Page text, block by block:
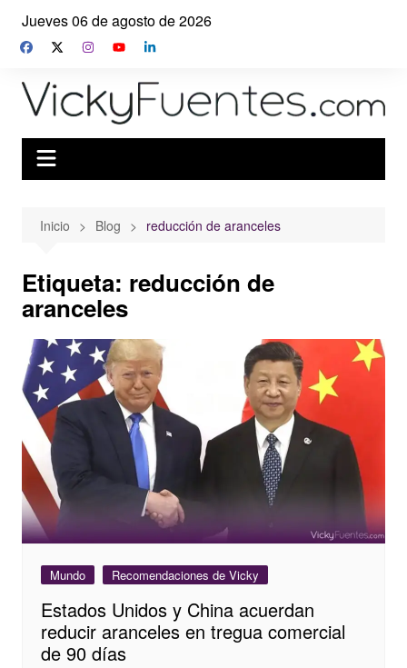
Saltar
contenido
Jueves 06 de agosto de 2026
Inicio Blog reducción de aranceles
Etiqueta: reducción de
aranceles
Mundo Recomendaciones de Vicky
Estados Unidos y China acuerdan
reducir aranceles en tregua comercial
de 90 días